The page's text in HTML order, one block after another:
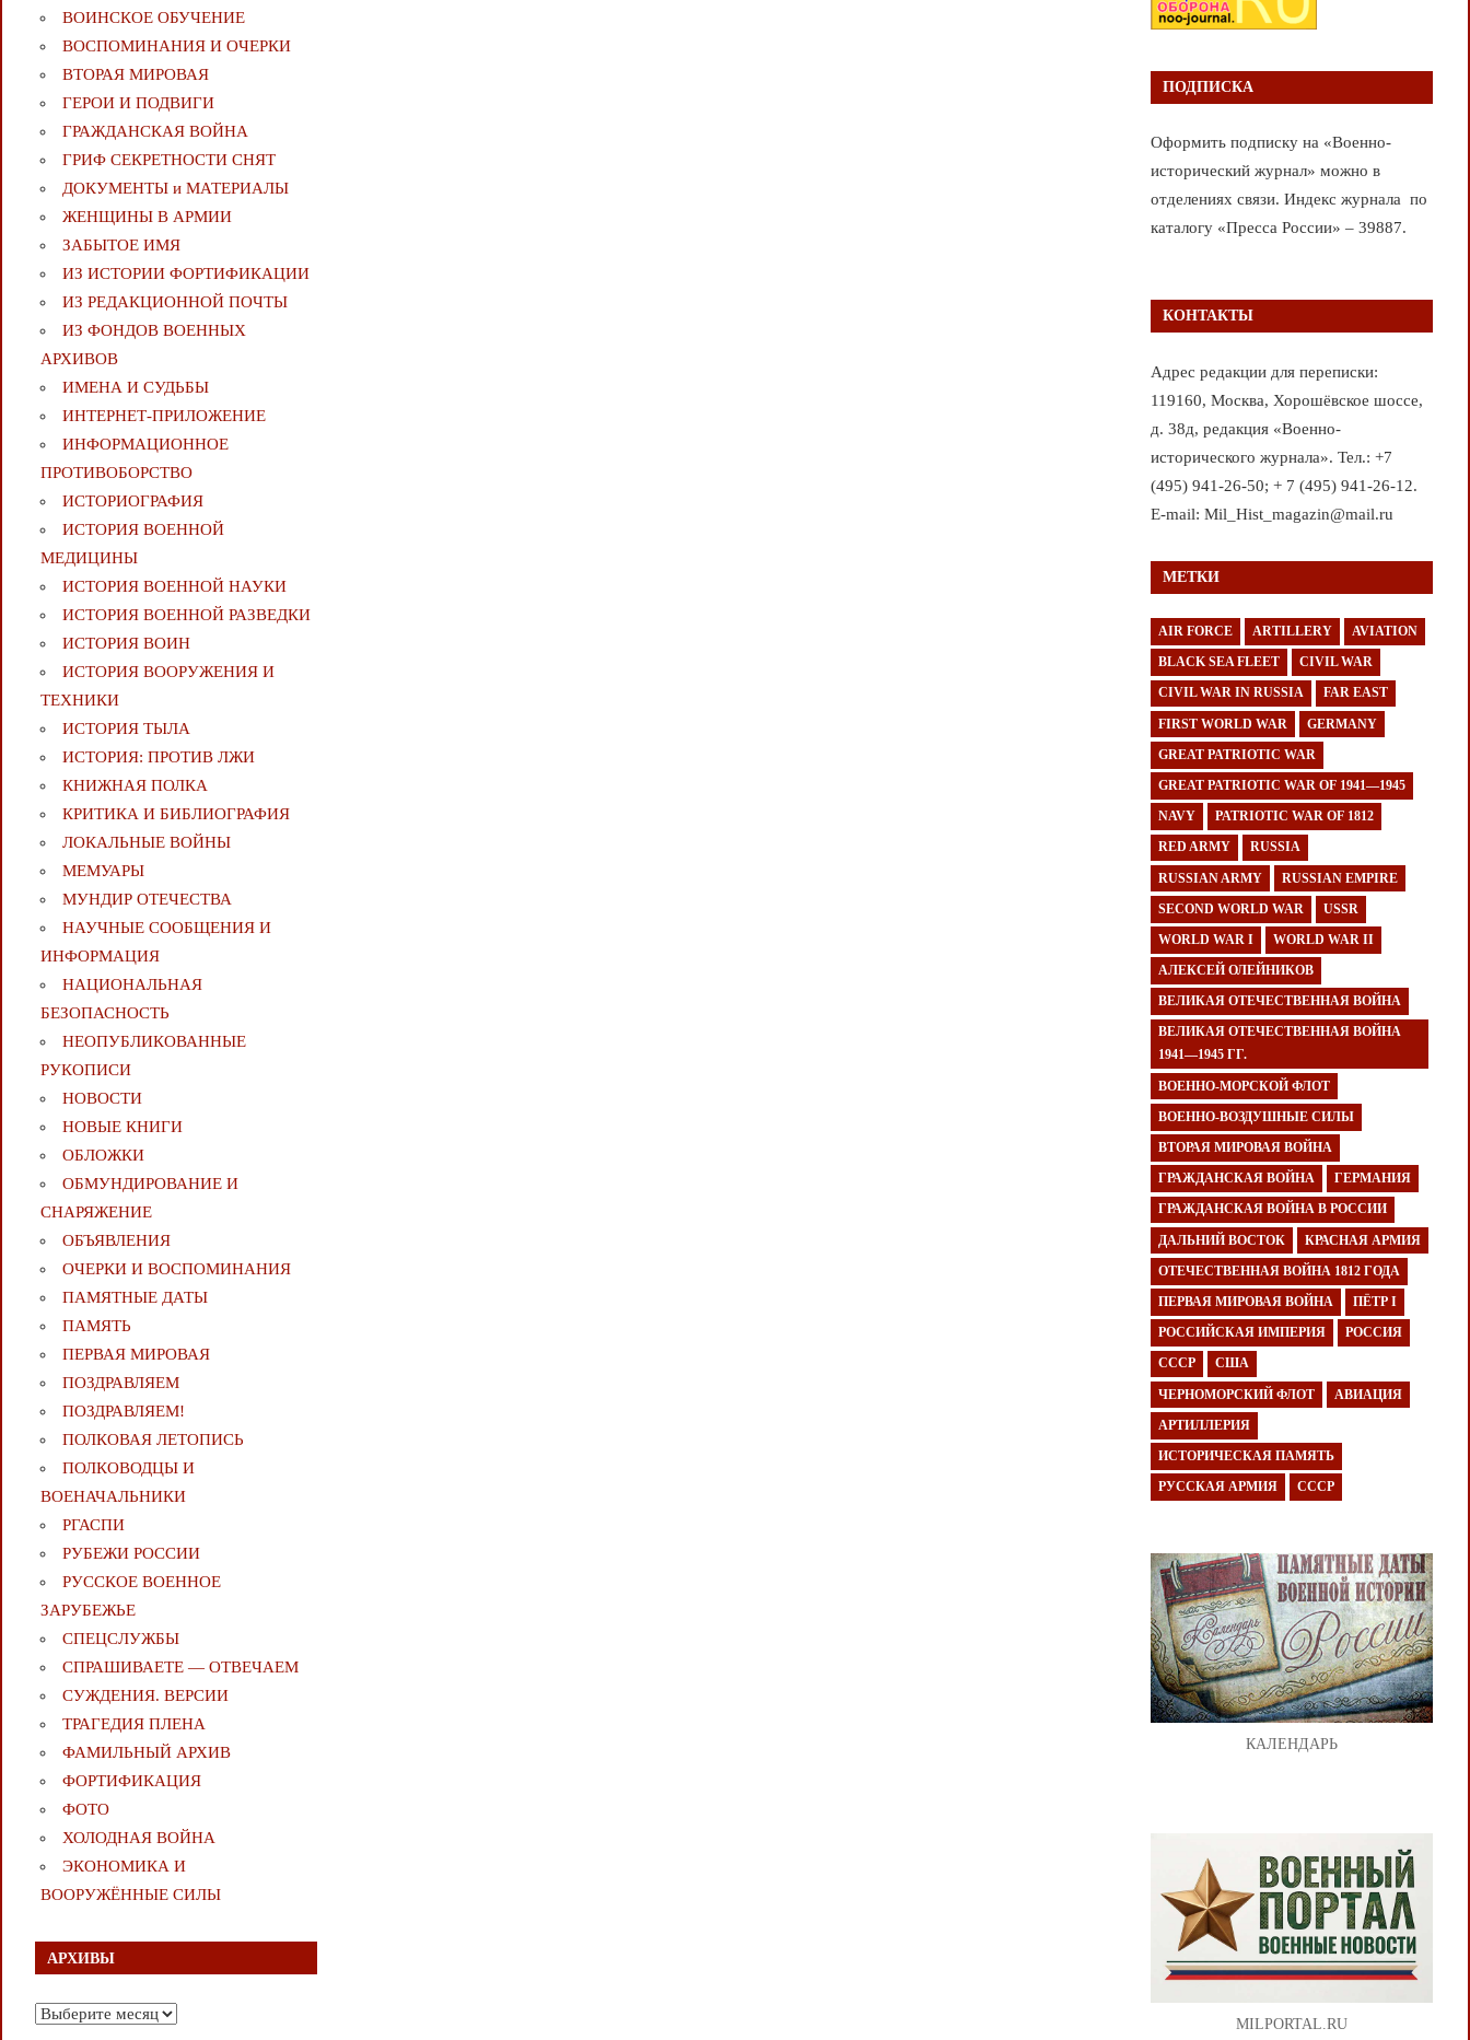
ВОИНСКОЕ ОБУЧЕНИЕ
ВОСПОМИНАНИЯ И ОЧЕРКИ
ВТОРАЯ МИРОВАЯ
ГЕРОИ И ПОДВИГИ
ГРАЖДАНСКАЯ ВОЙНА
ГРИФ СЕКРЕТНОСТИ СНЯТ
ДОКУМЕНТЫ и МАТЕРИАЛЫ
ЖЕНЩИНЫ В АРМИИ
ЗАБЫТОЕ ИМЯ
ИЗ ИСТОРИИ ФОРТИФИКАЦИИ
ИЗ РЕДАКЦИОННОЙ ПОЧТЫ
ИЗ ФОНДОВ ВОЕННЫХ
АРХИВОВ
ИМЕНА И СУДЬБЫ
ИНТЕРНЕТ-ПРИЛОЖЕНИЕ
ИНФОРМАЦИОННОЕ
ПРОТИВОБОРСТВО
ИСТОРИОГРАФИЯ
ИСТОРИЯ ВОЕННОЙ
МЕДИЦИНЫ
ИСТОРИЯ ВОЕННОЙ НАУКИ
ИСТОРИЯ ВОЕННОЙ РАЗВЕДКИ
ИСТОРИЯ ВОИН
ИСТОРИЯ ВООРУЖЕНИЯ И
ТЕХНИКИ
ИСТОРИЯ ТЫЛА
ИСТОРИЯ: ПРОТИВ ЛЖИ
КНИЖНАЯ ПОЛКА
КРИТИКА И БИБЛИОГРАФИЯ
ЛОКАЛЬНЫЕ ВОЙНЫ
МЕМУАРЫ
МУНДИР ОТЕЧЕСТВА
НАУЧНЫЕ СООБЩЕНИЯ И
ИНФОРМАЦИЯ
НАЦИОНАЛЬНАЯ
БЕЗОПАСНОСТЬ
НЕОПУБЛИКОВАННЫЕ
РУКОПИСИ
НОВОСТИ
НОВЫЕ КНИГИ
ОБЛОЖКИ
ОБМУНДИРОВАНИЕ И
СНАРЯЖЕНИЕ
ОБЪЯВЛЕНИЯ
ОЧЕРКИ И ВОСПОМИНАНИЯ
ПАМЯТНЫЕ ДАТЫ
ПАМЯТЬ
ПЕРВАЯ МИРОВАЯ
ПОЗДРАВЛЯЕМ
ПОЗДРАВЛЯЕМ!
ПОЛКОВАЯ ЛЕТОПИСЬ
ПОЛКОВОДЦЫ И
ВОЕНАЧАЛЬНИКИ
РГАСПИ
РУБЕЖИ РОССИИ
РУССКОЕ ВОЕННОЕ
ЗАРУБЕЖЬЕ
СПЕЦСЛУЖБЫ
СПРАШИВАЕТЕ — ОТВЕЧАЕМ
СУЖДЕНИЯ. ВЕРСИИ
ТРАГЕДИЯ ПЛЕНА
ФАМИЛЬНЫЙ АРХИВ
ФОРТИФИКАЦИЯ
ФОТО
ХОЛОДНАЯ ВОЙНА
ЭКОНОМИКА И
ВООРУЖЁННЫЕ СИЛЫ
АРХИВЫ
Архивы
ПОДПИСКА
Оформить подписку на «Военно-
исторический журнал» можно в
отделениях связи. Индекс журнала по
каталогу «Пресса России» – 39887.
КОНТАКТЫ
Адрес редакции для переписки:
119160, Москва, Хорошёвское шоссе,
д. 38д, редакция «Военно-
исторического журнала». Тел.: +7
(495) 941-26-50; + 7 (495) 941-26-12.
E-mail: Mil_Hist_magazin@mail.ru
МЕТКИ
AIR FORCE ARTILLERY AVIATION
BLACK SEA FLEET CIVIL WAR
CIVIL WAR IN RUSSIA FAR EAST
FIRST WORLD WAR GERMANY
GREAT PATRIOTIC WAR
GREAT PATRIOTIC WAR OF 1941—1945
NAVY PATRIOTIC WAR OF 1812
RED ARMY RUSSIA
RUSSIAN ARMY RUSSIAN EMPIRE
SECOND WORLD WAR USSR
WORLD WAR I WORLD WAR II
АЛЕКСЕЙ ОЛЕЙНИКОВ
ВЕЛИКАЯ ОТЕЧЕСТВЕННАЯ ВОЙНА
ВЕЛИКАЯ ОТЕЧЕСТВЕННАЯ ВОЙНА
1941—1945 ГГ.
ВОЕННО-МОРСКОЙ ФЛОТ
ВОЕННО-ВОЗДУШНЫЕ СИЛЫ
ВТОРАЯ МИРОВАЯ ВОЙНА
ГРАЖДАНСКАЯ ВОЙНА ГЕРМАНИЯ
ГРАЖДАНСКАЯ ВОЙНА В РОССИИ
ДАЛЬНИЙ ВОСТОК КРАСНАЯ АРМИЯ
ОТЕЧЕСТВЕННАЯ ВОЙНА 1812 ГОДА
ПЕРВАЯ МИРОВАЯ ВОЙНА ПЁТР I
РОССИЙСКАЯ ИМПЕРИЯ РОССИЯ
СССР США
ЧЕРНОМОРСКИЙ ФЛОТ АВИАЦИЯ
АРТИЛЛЕРИЯ
ИСТОРИЧЕСКАЯ ПАМЯТЬ
РУССКАЯ АРМИЯ СССР
КАЛЕНДАРЬ
MILPORTAL.RU